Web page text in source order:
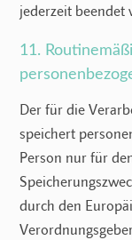
jederzeit beendet
11.
Der für die
speichert
Person nur für
durch den